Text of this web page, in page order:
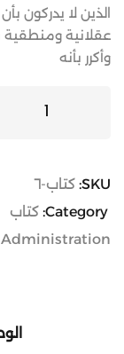
الذين لا يدركون
عقلانية ومنطقية
وأكرر بأنه
SKU: كتاب-٦
Category: كتاب
Administration